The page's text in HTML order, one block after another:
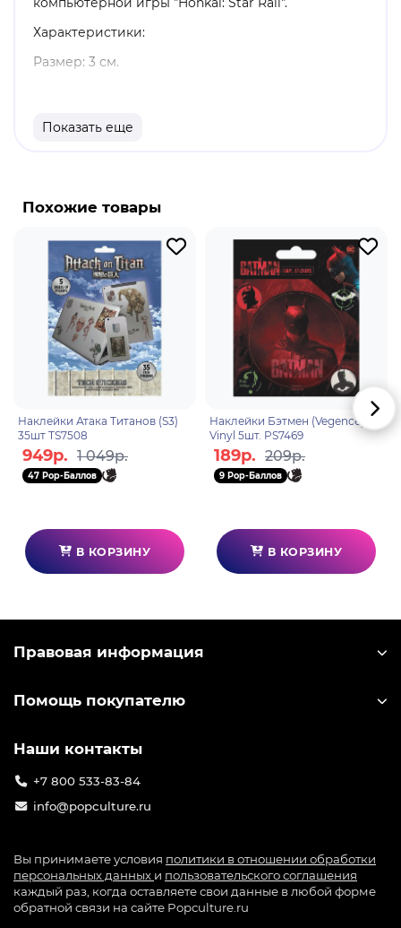
Характеристики:
Размер: 3 см.
Количество наклеек: 16 шт.
Бренд: Honkai: Star Rail.
вселяются в людей и проказничают ради забавы.
Хотя они не смертоносны, они могут причинить
неприятности, и их следует держать под
контролем.
Показать еще
Похожие товары
Наклейки Атака Титанов (S3)
35шт TS7508
949р. 1 049р.
47 Pop-Баллов
В КОРЗИНУ
Наклейки Бэтмен (Vegence)
Vinyl 5шт. PS7469
189р. 209р.
9 Pop-Баллов
В КОРЗИНУ
Правовая информация
Помощь покупателю
Наши контакты
+7 800 533-83-84
info@popculture.ru
Вы принимаете условия политики в отношении обработки
персональных данных и пользовательского соглашения
каждый раз, когда оставляете свои данные в любой форме
обратной связи на сайте Popculture.ru